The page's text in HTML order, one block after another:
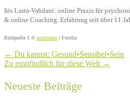
Iris Lasta-Vahdani: online Praxis für
& online Coaching. Erfahrung seit über 11
Bildquelle 1 © nordroden / Fotolia
← Du kannst: Gesund•Sensibel•Sein
Zu empfindlich für diese Welt →
Neueste Beiträge